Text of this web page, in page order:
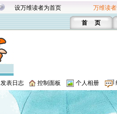
设万维读者为首页 万维读
首 页
发表日志 控制面板 个人相册